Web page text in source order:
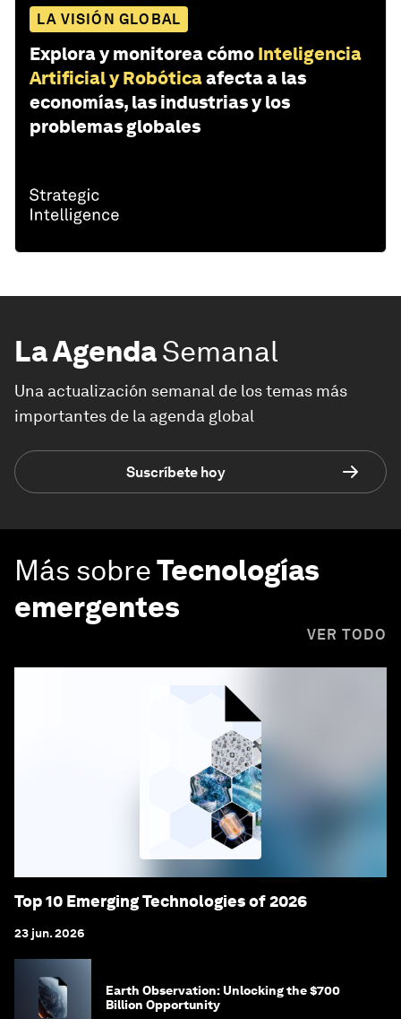
LA VISIÓN GLOBAL
Explora y monitorea cómo Inteligencia
Artificial y Robóticaafecta a las
economías, las industrias y los
problemas globales
La AgendaSemanal
Una actualización semanal de los temas más
importantes de la agenda global
Suscríbete hoy
Más sobreTecnologías
emergentes
VER TODO
Top 10 Emerging Technologies of 2026
23 jun. 2026
Earth Observation: Unlocking the $700
Billion Opportunity